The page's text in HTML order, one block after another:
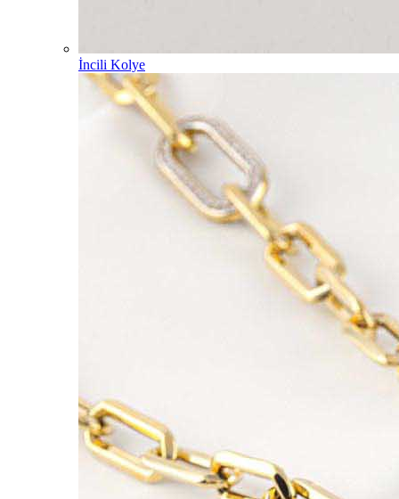
İncili Kolye